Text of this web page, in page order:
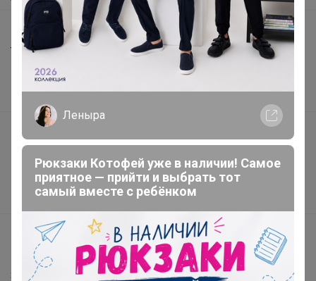
Шоурумы
Торговые марки
Наша команда
Подарочные сертификаты
Реклама на сайте
Поставщикам
Вакансии
support@24-ok.ru
Написать в поддержку
Защита покупателя
Леныра
Рюкзаки Котофей уже в наличии! Самое
приятное — прийти и выбрать тот
самый вместе с ребёнком